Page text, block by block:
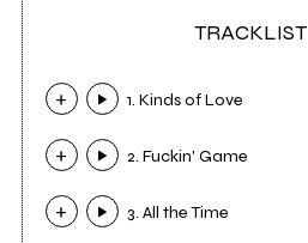
TRACKLIST
1. Kinds of Love
2. Fuckin' Game
3. All the Time